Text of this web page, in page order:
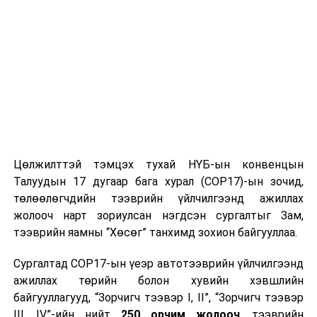
орлоо
ӨМНӨХ МЭДЭЭ
Үс шинээр үргээлгэх буюу засуулахад тохиромжгүй
Цөлжилттэй тэмцэх тухай НҮБ-ын конвенцын
Талуудын 17 дугаар бага хурал (COP17)-ын зочид,
төлөөлөгчдийн тээврийн үйлчилгээнд ажиллах
жолооч нарт зориулсан нэгдсэн сургалтыг Зам,
тээврийн яамны “Хөсөг” танхимд зохион байгууллаа.
Сургалтад COP17-ын үеэр автотээврийн үйлчилгээнд
ажиллах төрийн болон хувийн хэвшлийн
байгууллагууд, “Зорчигч тээвэр I, II”, “Зорчигч тээвэр
III, IV”-ийн нийт 250 орчим жолооч, тээврийн